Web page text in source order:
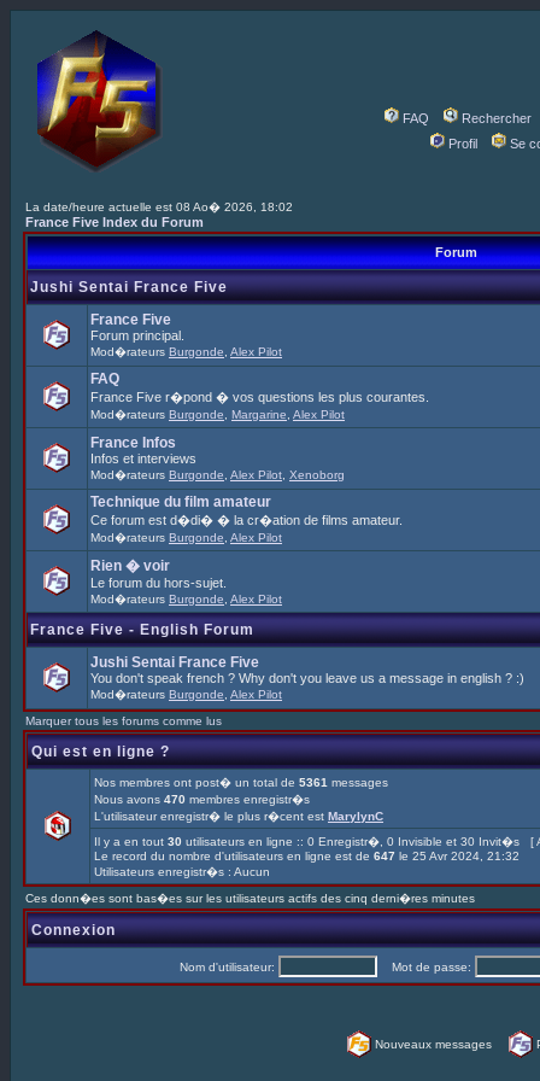
FAQ
Rechercher
Profil
Se
La date/heure actuelle est 08 Ao� 2026, 18:02
France Five Index du Forum
Forum
Jushi Sentai France Five
France Five
Forum principal.
Mod�rateurs Burgonde Alex Pilot
FAQ
France Five r�pond � vos questions les plus courantes.
Mod�rateurs Burgonde Margarine Alex Pilot
France Infos
Infos et interviews
Mod�rateurs Burgonde Alex Pilot Xenoborg
Technique du film amateur
Ce forum est d�di� � la cr�ation de films amateur.
Mod�rateurs Burgonde Alex Pilot
Rien � voir
Le forum du hors-sujet.
Mod�rateurs Burgonde Alex Pilot
France Five - English Forum
Jushi Sentai France Five
You don't speak french ? Why don't you leave us a message in english ? :)
Mod�rateurs Burgonde Alex Pilot
Marquer tous les forums comme lus
Qui est en ligne ?
Nos membres ont post� un total de 5361 messages
Nous avons 470 membres enregistr�s
L'utilisateur enregistr� le plus r�cent est MarylynC
Il y a en tout 30 utilisateurs en ligne :: 0 Enregistr�, 0 Invisible et 30 Invit�s [
Le record du nombre d'utilisateurs en ligne est de 647 le 25 Avr 2024, 21:32
Utilisateurs enregistr�s : Aucun
Ces donn�es sont bas�es sur les utilisateurs actifs des cinq derni�res minutes
Connexion
Nom d'utilisateur: Mot de passe:
Nouveaux messages